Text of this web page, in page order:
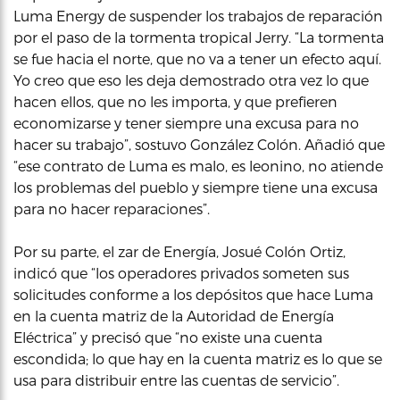
Luma Energy de suspender los trabajos de reparación
por el paso de la tormenta tropical Jerry. “La tormenta
se fue hacia el norte, que no va a tener un efecto aquí.
Yo creo que eso les deja demostrado otra vez lo que
hacen ellos, que no les importa, y que prefieren
economizarse y tener siempre una excusa para no
hacer su trabajo”, sostuvo González Colón. Añadió que
“ese contrato de Luma es malo, es leonino, no atiende
los problemas del pueblo y siempre tiene una excusa
para no hacer reparaciones”.
Por su parte, el zar de Energía, Josué Colón Ortiz,
indicó que “los operadores privados someten sus
solicitudes conforme a los depósitos que hace Luma
en la cuenta matriz de la Autoridad de Energía
Eléctrica” y precisó que “no existe una cuenta
escondida; lo que hay en la cuenta matriz es lo que se
usa para distribuir entre las cuentas de servicio”.